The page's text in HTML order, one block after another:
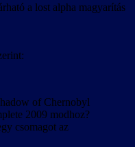
a lost alpha magyarítás
of Chernobyl
2009 modhoz?
csomagot az